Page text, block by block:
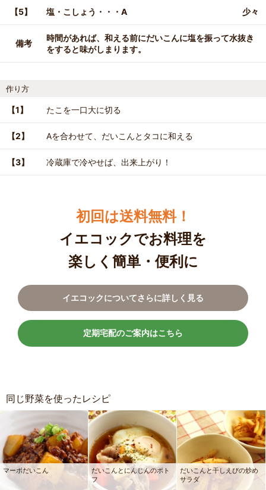
【5】 塩・こしょう・・・A 少々
備考
時間があれば、和える前にだいこんに塩を振って水抜き
をすると味がしまります。
作り方
【1】 たこを一口大に切る
【2】 Aを合わせて、だいこんとタコに和える
【3】 冷蔵庫で冷やせば、出来上がり！
初回は送料無料！
イエコックでお料理を
楽しく簡単・便利に
イエコックについてさらに詳しく見る
定期宅配のご案内はこちら
同じ野菜を使ったレシピ
マーボだいこん
だいこんとにんじんのポト
フ
だいこんと干しえびの炒め
サラダ